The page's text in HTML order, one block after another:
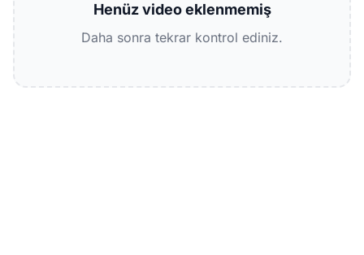
Henüz video eklenmemiş
Daha sonra tekrar kontrol ediniz.